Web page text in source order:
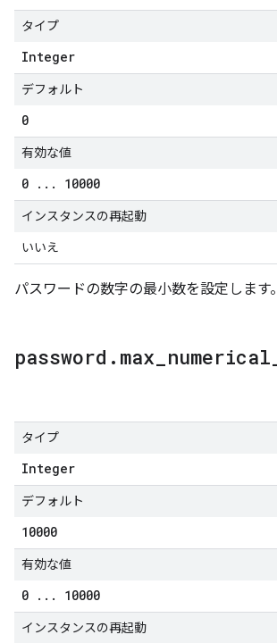
タイプ
Integer
デフォルト
0
有効な値
0 . . . 10000
インスタンスの再起動
いいえ
パスワードの数字の最小数を設定します。
password . max numerical
タイプ
Integer
デフォルト
10000
有効な値
0 . . . 10000
インスタンスの再起動